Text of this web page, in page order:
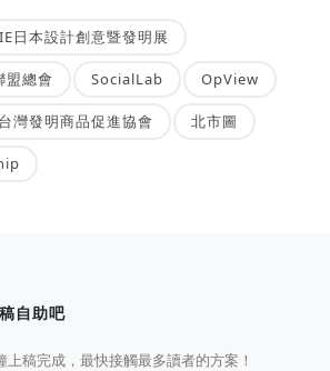
日本設計創意暨發明展
盟總會 SocialLab OpView
台灣發明商品促進協會 北市圖
自助吧
稿完成，最快接觸最多讀者的方案！